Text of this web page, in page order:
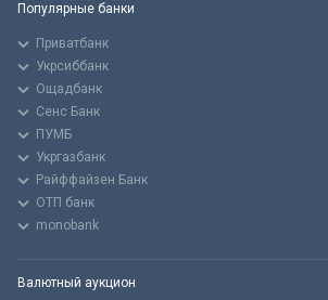
Популярные банки
Приватбанк
Укрсиббанк
Ощадбанк
Сенс Банк
ПУМБ
Укргазбанк
Райффайзен Банк
ОТП банк
monobank
Валютный аукцион